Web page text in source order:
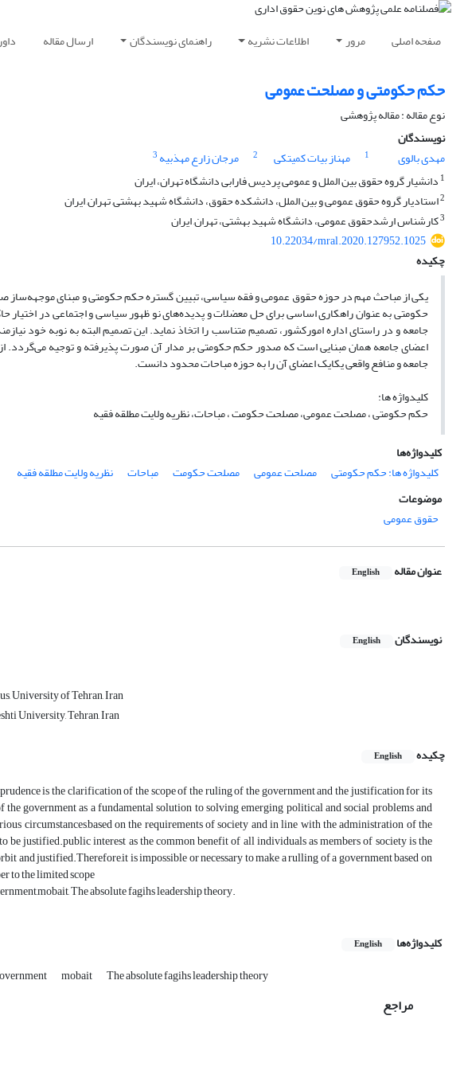
صفحه اصلی مرور اطلاعات نشریه راهنمای نویسندگان ارسال مقاله
حکم حکومتی و مصلحت عمومی
نوع مقاله : مقاله پژوهشی
نویسندگان
مهدی بالوی
1 مهناز بیات کمیتکی 2 مرجان زارع مهذبیه 3
1 دانشیار گروه حقوق بین الملل و عمومی پردیس فارابی دانشگاه تهران، ایران
2استادیار گروه حقوق عمومی و بین الملل، دانشکده حقوق، دانشگاه شهید بهشتی, تهران, ایران
3کارشناس ارشدحقوق عمومی، دانشگاه شهید بهشتی، تهران, ایران
10.22034/mral.2020.127952.1025
چکیده
یکی از مباحث مهم در حوزه حقوق عمومی و فقه سیاسی، تبیین گستره حکم حکومتی و مبنای
حکومتی به عنوان راهکاری اساسی برای حل معضلات و پدیده‌های نو ظهور سیاسی و اجتماعی در
جامعه و در راستای اداره امورکشور، تصمیم متناسب را اتخاذ نماید. این تصمیم البته به نوبه خود
اعضای جامعه همان مبنایی است که صدور حکم حکومتی بر مدار آن صورت پذیرفته و توجیه می‌گردد.
جامعه و منافع واقعی یکایک اعضای آن را به حوزه مباحات محدود دانست.
کلیدواژه ها:
حکم حکومتی ، مصلحت عمومی، مصلحت حکومت ، مباحات، نظریه ولایت مطلقه فقیه
کلیدواژه‌ها
کلیدواژه ها: حکم حکومتی
مصلحت عمومی مصلحت حکومت مباحات
نظریه ولایت مطلقه فقیه
موضوعات
حقوق عمومی
عنوان مقاله English
نویسندگان English
University of Tehran, Iran
University, Tehran, Iran
چکیده
English
is the clarification of the scope of the ruling of the government and the justification for its
the government as a fundamental solution to solving emerging political and social problems and
circumstances,based on the requirements of society and in line with the administration of the
be justified.public interest as the common benefit of all individuals as members of society is the
and justified.Therefore,it is impossible or necessary to make a rulling of a government based on
to the limited scope
The absolute fagihs leadership theory.
کلیدواژه‌ها English
mobait The absolute fagihs leadership theory
مراجع